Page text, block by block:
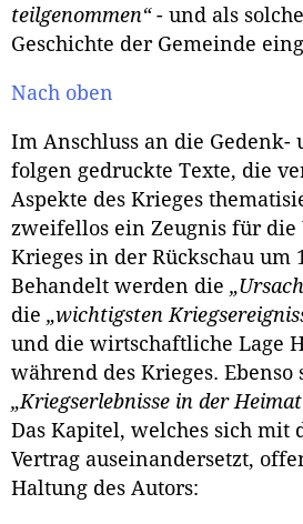
teilgenommen“- und als
Geschichte der Gemeinde
Nach oben
Im Anschluss an die Gedenk-
folgen gedruckte Texte, die
Aspekte des Krieges
zweifellos ein Zeugnis für die
Krieges in der Rückschau um
Behandelt werden die
die „wichtigsten
und die wirtschaftliche Lage
während des Krieges. Ebenso
„Kriegserlebnisse in der
Das Kapitel, welches sich mit
Vertrag auseinandersetzt,
Haltung des Autors: